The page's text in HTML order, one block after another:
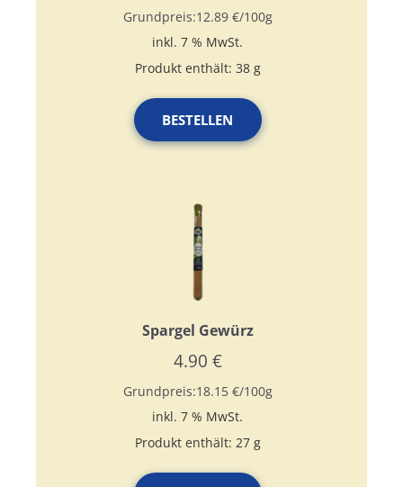
Grundpreis:12.89 €/100g
inkl. 7 % MwSt.
Produkt enthält: 38 g
BESTELLEN
Spargel Gewürz
4.90 €
Grundpreis:18.15 €/100g
inkl. 7 % MwSt.
Produkt enthält: 27 g